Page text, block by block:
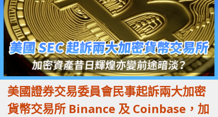
美國證券交易委員會民事起訴兩大加密
貨幣交易所 Binance 及 Coinbase，加